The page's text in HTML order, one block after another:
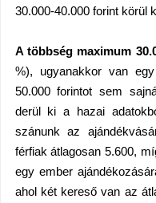
30.000-40.000 forint körül
A többség maximum
%), ugyanakkor van
50.000 forintot sem
derül ki a hazai
szánunk az
férfiak átlagosan 5.600,
egy ember
ahol két kereső van az